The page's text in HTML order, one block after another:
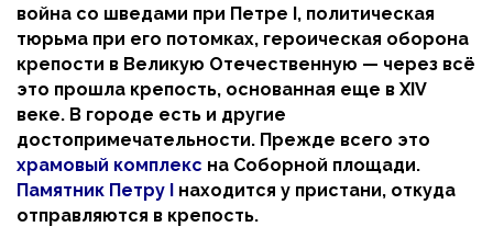
война со шведами при Петре I, политическая
тюрьма при его потомках, героическая оборона
крепости в Великую Отечественную — через всё
это прошла крепость, основанная еще в XIV
веке. В городе есть и другие
достопримечательности. Прежде всего это
храмовый комплекс на Соборной площади.
Памятник Петру I находится у пристани, откуда
отправляются в крепость.